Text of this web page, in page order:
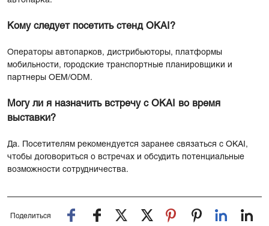
Кому следует посетить стенд OKAI?
Операторы автопарков, дистрибьюторы, платформы
мобильности, городские транспортные планировщики и
партнеры OEM/ODM.
Могу ли я назначить встречу с OKAI во время
выставки?
Да. Посетителям рекомендуется заранее связаться с OKAI,
чтобы договориться о встречах и обсудить потенциальные
возможности сотрудничества.
Поделиться